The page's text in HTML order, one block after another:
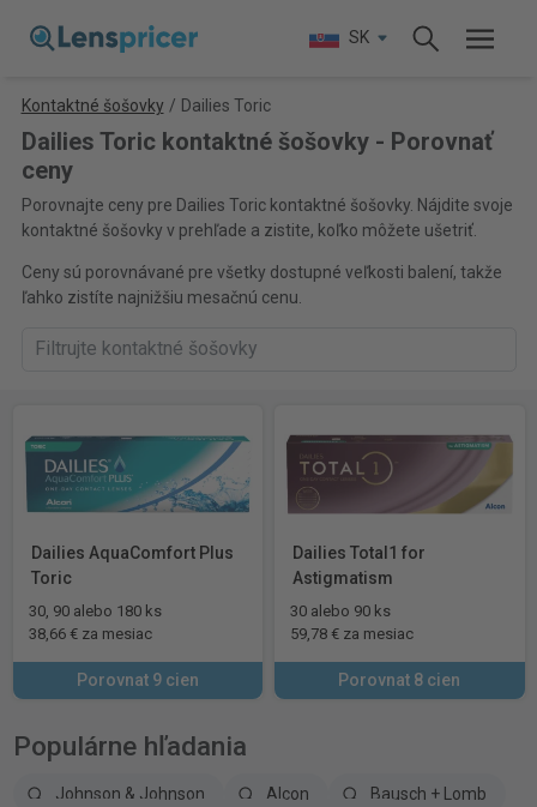
SK
Kontaktné šošovky / Dailies Toric
Dailies Toric kontaktné šošovky - Porovnať
ceny
Porovnajte ceny pre Dailies Toric kontaktné šošovky. Nájdite svoje
kontaktné šošovky v prehľade a zistite, koľko môžete ušetriť.
Ceny sú porovnávané pre všetky dostupné veľkosti balení, takže
ľahko zistíte najnižšiu mesačnú cenu.
Dailies AquaComfort Plus
Toric
30, 90 alebo 180 ks
38,66 € za mesiac
Porovnat 9 cien
Dailies Total1 for
Astigmatism
30 alebo 90 ks
59,78 € za mesiac
Porovnat 8 cien
Populárne hľadania
Johnson & Johnson Alcon
Bausch + Lomb